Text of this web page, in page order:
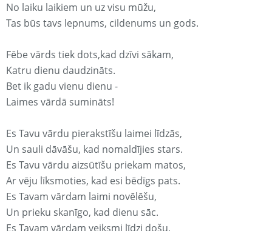
No laiku laikiem un uz visu mūžu,
Tas būs tavs lepnums, cildenums un gods.
Fēbe vārds tiek dots,kad dzīvi sākam,
Katru dienu daudzināts.
Bet ik gadu vienu dienu -
Laimes vārdā sumināts!
Es Tavu vārdu pierakstīšu laimei līdzās,
Un sauli dāvāšu, kad nomaldījies stars.
Es Tavu vārdu aizsūtīšu priekam matos,
Ar vēju līksmoties, kad esi bēdīgs pats.
Es Tavam vārdam laimi novēlēšu,
Un prieku skanīgo, kad dienu sāc.
Es Tavam vārdam veiksmi līdzi došu,